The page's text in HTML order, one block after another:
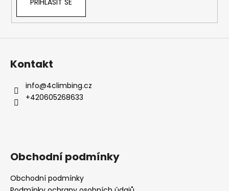
PŘIHLÁSIT SE
Kontakt
info@4climbing.cz
+420605268633
Obchodní podmínky
Obchodní podmínky